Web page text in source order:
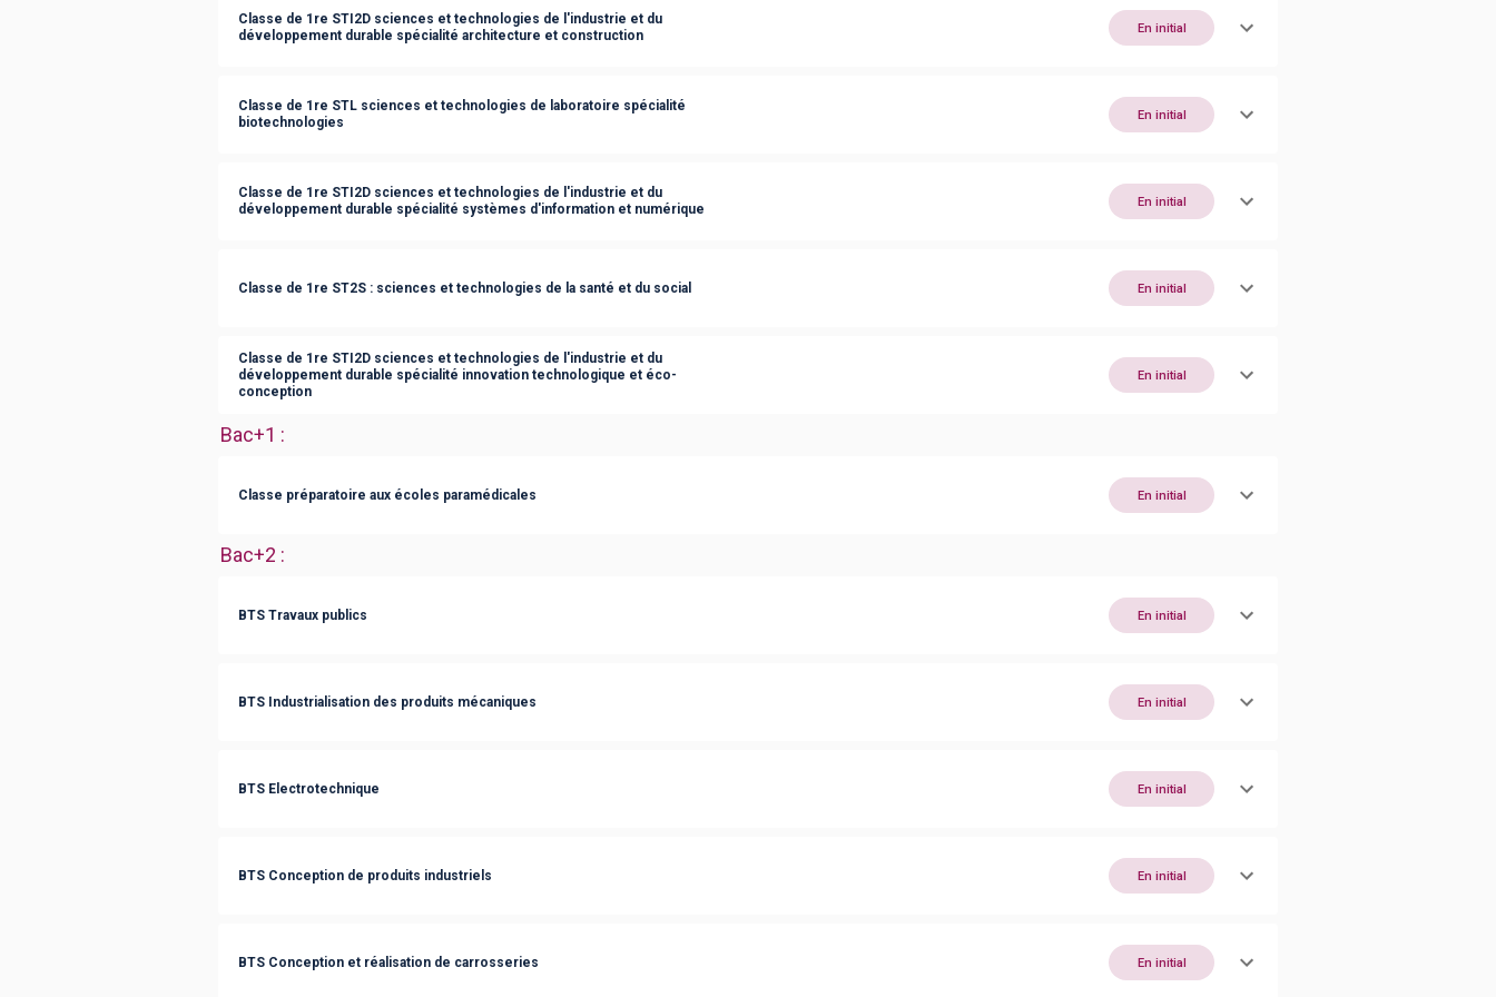
Classe de 1re STI2D sciences et technologies de l'industrie et du
développement durable spécialité architecture et construction
En initial
Classe de 1re STL sciences et technologies de laboratoire spécialité
biotechnologies
En initial
Classe de 1re STI2D sciences et technologies de l'industrie et du
développement durable spécialité systèmes d'information et numérique
En initial
Classe de 1re ST2S : sciences et technologies de la santé et du social En initial
Classe de 1re STI2D sciences et technologies de l'industrie et du
développement durable spécialité innovation technologique et éco-
conception
En initial
Bac+1 :
Classe préparatoire aux écoles paramédicales En initial
Bac+2 :
BTS Travaux publics En initial
BTS Industrialisation des produits mécaniques En initial
BTS Electrotechnique En initial
BTS Conception de produits industriels En initial
BTS Conception et réalisation de carrosseries En initial